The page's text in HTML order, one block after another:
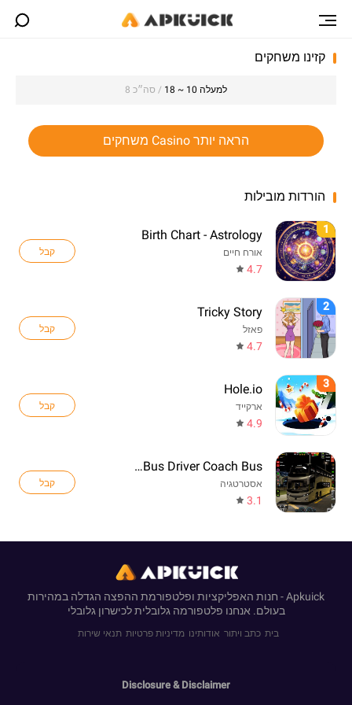
קזינו משחקים
למעלה 10 ~ 18 / סה״כ 8
הראה יותר Casino משחקים
הורדות מובילות
1
Birth Chart - Astrology
אורח חיים
4.7
קבל
2
Tricky Story
פאזל
4.7
קבל
3
Hole.io
ארקייד
4.9
קבל
Real Bus Driver Coach Bus
אסטרטגיה
3.1
קבל
Apkuick - חנות האפליקציות ופלטפורמת ההפצה הגדלה במהירות
בעולם. אנחנו פלטפורמה גלובלית לכישרון גלובלי
בית כתב ויתור אודותינו מדיניות פרטיות תנאי שירות
Disclosure & Disclaimer